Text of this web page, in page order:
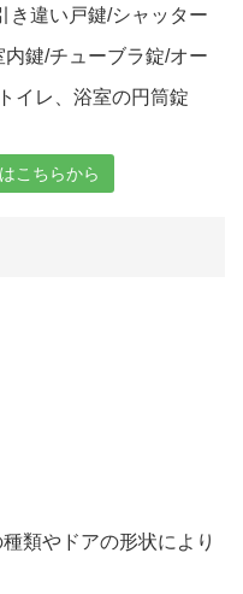
き違い戸鍵/シャッター
鍵/チューブラ錠/オー
イレ、浴室の円筒錠
こちらから
類やドアの形状により